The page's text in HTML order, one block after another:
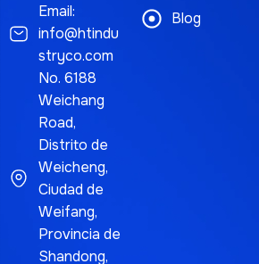
Email:
info@htindu
stryco.com
No. 6188
Weichang
Road,
Distrito de
Weicheng,
Ciudad de
Weifang,
Provincia de
Shandong,
Blog